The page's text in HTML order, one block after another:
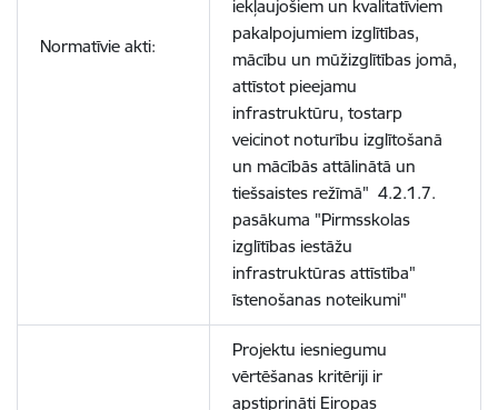
Normatīvie akti:
iekļaujošiem un kvalitatīviem
pakalpojumiem izglītības,
mācību un mūžizglītības jomā,
attīstot pieejamu
infrastruktūru, tostarp
veicinot noturību izglītošanā
un mācībās attālinātā un
tiešsaistes režīmā" 4.2.1.7.
pasākuma "Pirmsskolas
izglītības iestāžu
infrastruktūras attīstība"
īstenošanas noteikumi"
Projektu iesniegumu
vērtēšanas kritēriji ir
apstiprināti Eiropas